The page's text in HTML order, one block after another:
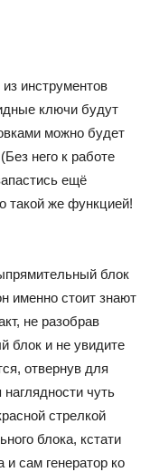
инструментов
ключи будут
можно будет
него к работе
ещё
такой же функцией!
блок
именно стоит знают
не разобрав
блок и не увидите
отвернув для
наглядности чуть
стрелкой
блока, кстати
сам генератор ко